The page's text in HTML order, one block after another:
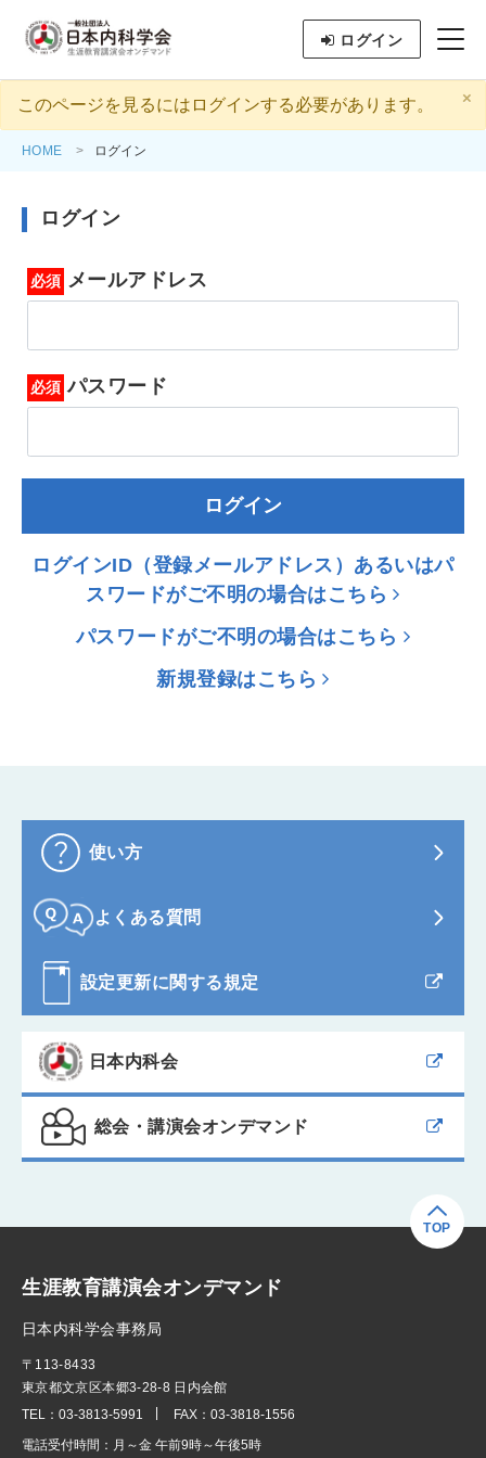
ログイン
×
このページを見るにはログインする必要があります。
HOME ログイン
ログイン
メールアドレス
パスワード
ログイン
ログインID（登録メールアドレス）あるいはパ
スワードがご不明の場合はこちら
パスワードがご不明の場合はこちら
新規登録はこちら
使い方
よくある質問
設定更新に関する規定
日本内科会
総会・講演会オンデマンド
TOP
生涯教育講演会オンデマンド
日本内科学会事務局
〒113-8433
東京都文京区本郷3-28-8 日内会館
TEL： 03-3813-5991 FAX： 03-3818-1556
電話受付時間： 月～金 午前9時～午後5時